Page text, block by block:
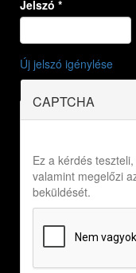
Jelszó *
Új jelszó igénylése
CAPTCHA
Ez a kérdés
valamint megelőzi
beküldését.